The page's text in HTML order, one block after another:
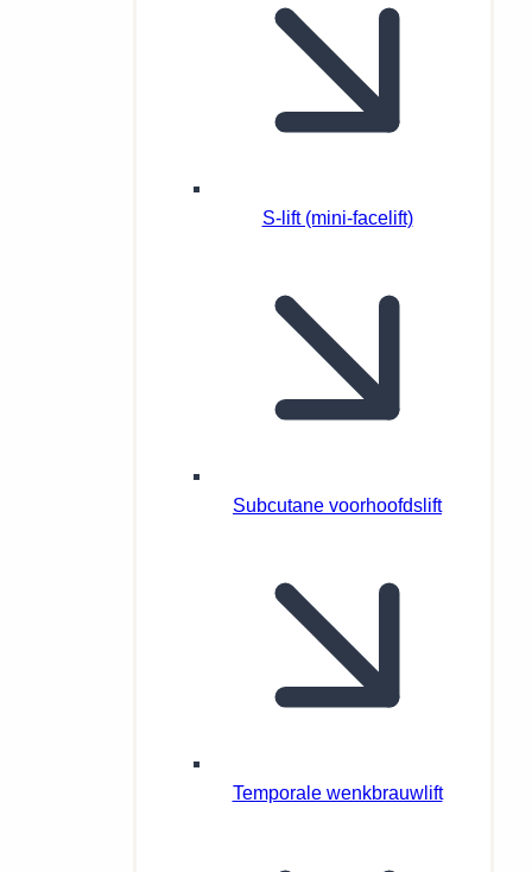
S-lift (mini-facelift)
Subcutane voorhoofdslift
Temporale wenkbrauwlift